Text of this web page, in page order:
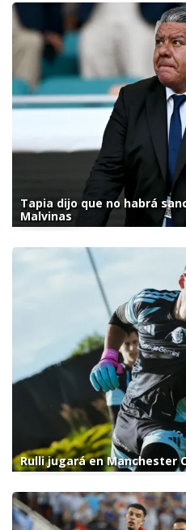
Tapia dijo que no habrá
Malvinas
Rulli jugará en Manchester